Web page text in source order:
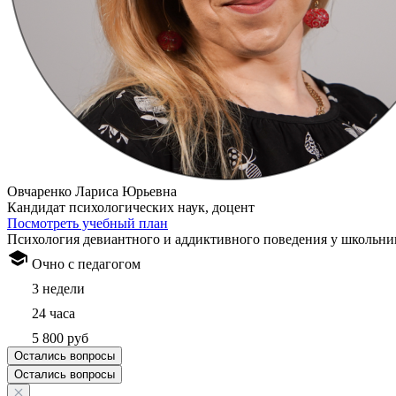
Овчаренко Лариса Юрьевна
Кандидат психологических наук, доцент
Посмотреть учебный план
Психология девиантного и аддиктивного поведения у
Очно с педагогом
3 недели
24 часа
5 800 руб
Остались вопросы
Остались вопросы